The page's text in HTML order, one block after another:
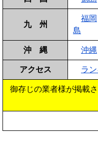
九 州
福岡
島
沖 縄 沖縄
アクセス ラ
御存じの業者様が掲載